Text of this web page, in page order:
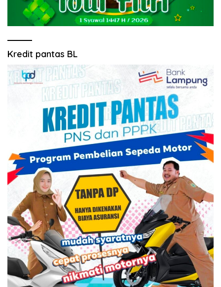
Kredit pantas BL